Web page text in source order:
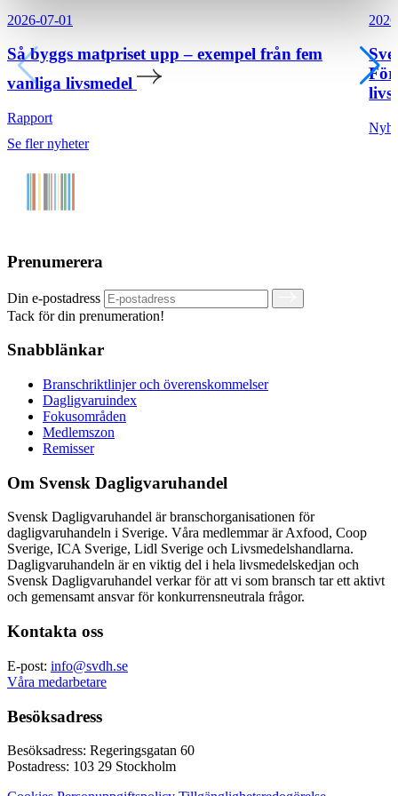
2026-07-01
Så byggs matpriset upp – exempel från fem
vanliga livsmedel
Rapport
Se fler nyheter
Prenumerera
Din e-postadress
Tack för din prenumeration!
Snabblänkar
Branschriktlinjer och överenskommelser
Dagligvaruindex
Fokusområden
Medlemszon
Remisser
Om Svensk Dagligvaruhandel
Svensk Dagligvaruhandel är branschorganisationen för
dagligvaruhandeln i Sverige. Våra medlemmar är Axfood, Coop
Sverige, ICA Sverige, Lidl Sverige och Livsmedelshandlarna.
Dagligvaruhandeln är en viktig del i hela livsmedelskedjan och
Svensk Dagligvaruhandel verkar för att vi som bransch tar ett aktivt
och gemensamt ansvar för konkurrensneutrala frågor.
Kontakta oss
E-post: info@svdh.se
Våra medarbetare
Besöksadress
Besöksadress: Regeringsgatan 60
Postadress: 103 29 Stockholm